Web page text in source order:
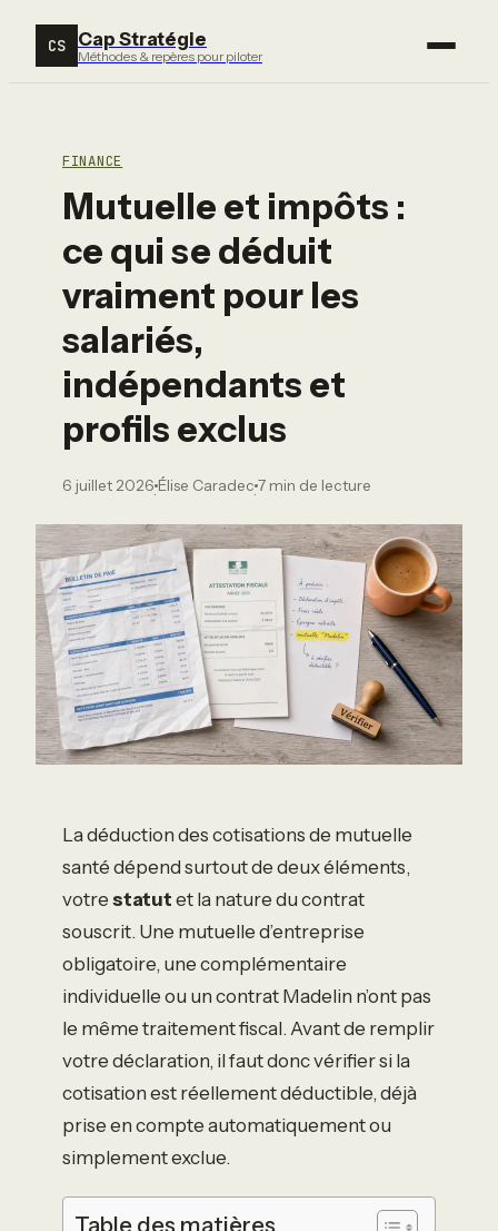
CS Cap Stratégie
Méthodes & repères pour piloter
FINANCE
Mutuelle et impôts :
ce qui se déduit
vraiment pour les
salariés,
indépendants et
profils exclus
6 juillet 2026
·
Élise Caradec
·
7 min de lecture
La déduction des cotisations de mutuelle
santé dépend surtout de deux éléments,
votre statut et la nature du contrat
souscrit. Une mutuelle d’entreprise
obligatoire, une complémentaire
individuelle ou un contrat Madelin n’ont pas
le même traitement fiscal. Avant de remplir
votre déclaration, il faut donc vérifier si la
cotisation est réellement déductible, déjà
prise en compte automatiquement ou
simplement exclue.
Table des matières